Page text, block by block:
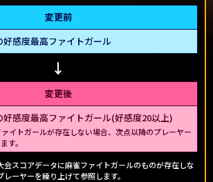
変更前
好感度最高ファイトガール
変更後
好感度最高ファイトガール(好感度20以上)
イトガールが存在しない場合、次点以降のプレーヤー
す。
会スコアデータに麻雀ファイトガールのものが存在しな
ーヤーを繰り上げて参照します。